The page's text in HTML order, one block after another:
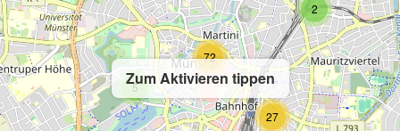
Zum Aktivieren tippen
2
27
5
72